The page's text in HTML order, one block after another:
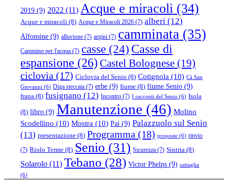
2019 (9) 2022 (11) Acque e miracoli (34)
Acque e miracoli (8) Acque e Miracoli 2026 (7) alberi (12)
Alfonsine (9) alluvione (7) argini (7) camminata (35)
Cammino per l'acqua (7) casse (24) Casse di
espansione (26) Castel Bolognese (19)
ciclovia (17) Ciclovia del Senio (8) Cotignola (10) Cà San
Giovanni (6) Diga steccaia (7) erbe (9) fiume (8) fiume Senio (9)
frana (8) fusignano (12) Incontro (7) I racconti del Senio (6) Isola
(8) libro (9) Manutenzione (46) Molino
Scodellino (10) Mostra (10) Pai (9) Palazzuolo sul Senio
(13) presentazione (8) Programma (18) proposte (6) rinvio
(7) Riolo Terme (8) Senio (31) Sicurezza (7) Sintria (8)
Solarolo (11) Tebano (28) Victor Phelps (9) zattaglia
(6)